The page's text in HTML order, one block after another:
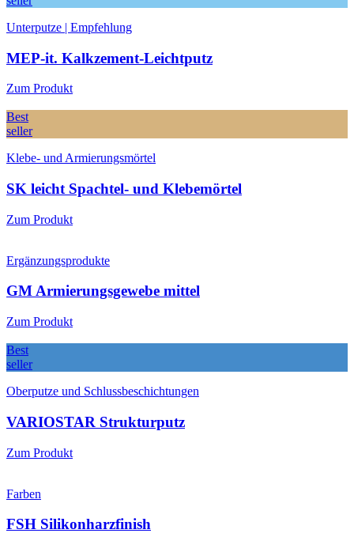
Unterputze | Empfehlung
MEP-it. Kalkzement-Leichtputz
Zum Produkt
Best
seller
Klebe- und Armierungsmörtel
SK leicht Spachtel- und Klebemörtel
Zum Produkt
Ergänzungsprodukte
GM Armierungsgewebe mittel
Zum Produkt
Best
seller
Oberputze und Schlussbeschichtungen
VARIOSTAR Strukturputz
Zum Produkt
Farben
FSH Silikonharzfinish